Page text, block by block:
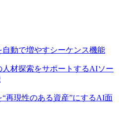
自動で増やすシーケンス機能
人材探索をサポートするAIソー
“再現性のある資産”にするAI面